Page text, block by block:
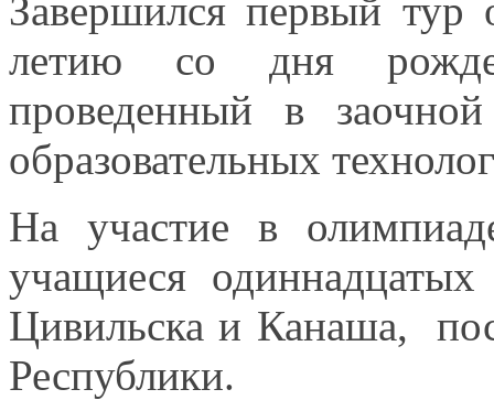
Завершился первый
летию со дня
проведенный в заочной
образовательных
На участиев
учащиеся
Цивильскаи Канаша,
Республики.